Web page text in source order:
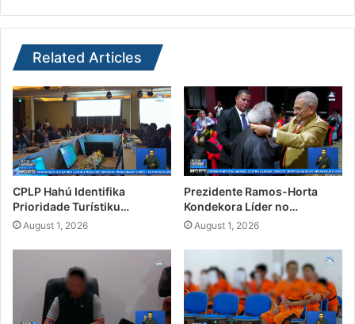
Related Articles
CPLP Hahú Identifika
Prioridade Turístiku…
August 1, 2026
Prezidente Ramos-Horta
Kondekora Líder no…
August 1, 2026